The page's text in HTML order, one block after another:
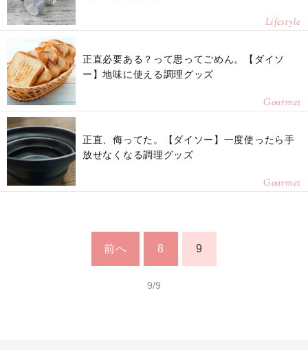
Lifestyle
正直必要ある？って思ってごめん。【ダイソ
ー】地味に使える調理グッズ
Gourmet
正直、侮ってた。【ダイソー】一度使ったら手
放せなくなる調理グッズ
Gourmet
前へ 8 9
9/9